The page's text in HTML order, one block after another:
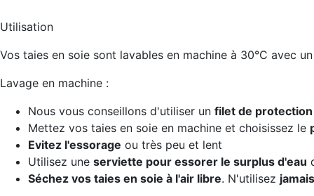
Utilisation
Vos taies en soie sont lavables en machine à 30°C avec
Lavage en machine :
Nous vous conseillons d'utiliser un filet de protection
Mettez vos taies en soie en machine et choisissez le
Evitez l'essorage ou très peu et lent
Utilisez une serviette pour essorer le surplus d'eau
Séchez vos taies en soie à l'air libre. N'utilisez